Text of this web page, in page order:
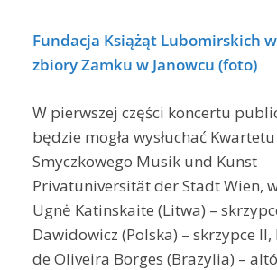
Fundacja Książąt Lubomirskich
zbiory Zamku w Janowcu (foto)
W pierwszej części koncertu
będzie mogła wysłuchać Kwartetu
Smyczkowego Musik und Kunst
Privatuniversität der Stadt Wien,
Ugnė Katinskaite (Litwa) –
Dawidowicz (Polska) – skrzypce
de Oliveira Borges (Brazylia) –